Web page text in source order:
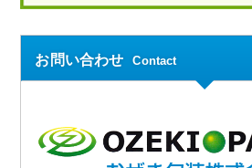
お問い合わせ Contact